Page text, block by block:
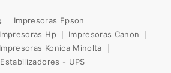
Impresoras Epson
Impresoras Hp
Impresoras Canon
Impresoras Konica Minolta
Estabilizadores - UPS